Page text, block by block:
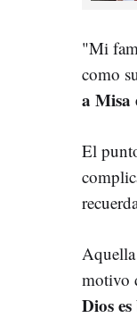
"Mi
como
a Misa
El
motivo
Dios